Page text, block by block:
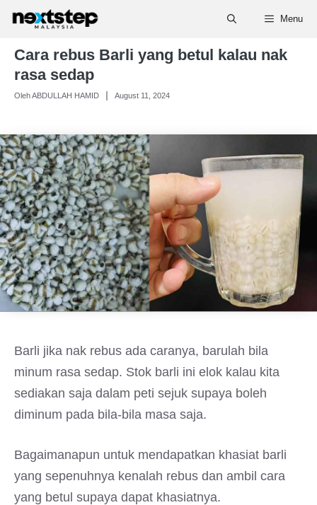
Skip
content
Menu
Cara rebus Barli yang betul kalau nak
rasa sedap
Oleh ABDULLAH HAMID August 11, 2024
Barli jika nak rebus ada caranya, barulah bila
minum rasa sedap. Stok barli ini elok kalau kita
sediakan saja dalam peti sejuk supaya boleh
diminum pada bila-bila masa saja.
Bagaimanapun untuk mendapatkan khasiat barli
yang sepenuhnya kenalah rebus dan ambil cara
yang betul supaya dapat khasiatnya.